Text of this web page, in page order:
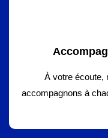
À votre écoute,
accompagnons à